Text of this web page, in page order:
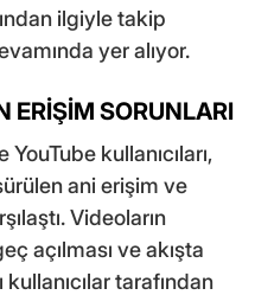
ilgiyle takip
yer alıyor.
ERİŞİM SORUNLARI
kullanıcıları,
ani erişim ve
Videoların
açılması ve akışta
tarafından